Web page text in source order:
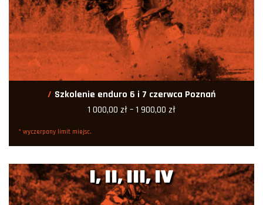
Szkolenie enduro 6 i 7 czerwca Poznań
1 000,00 zł–1 900,00 złZakres
000,00 zł
1
900,00 zł
* wyczerpany limit miejsc.
I, II, III, IV